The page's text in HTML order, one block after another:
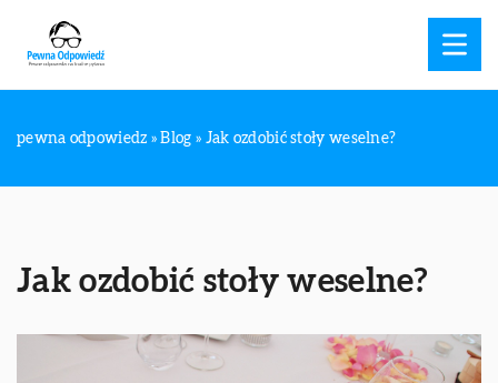
pewna odpowiedz »Blog » Jak ozdobić stoły weselne?
Jak ozdobić stoły weselne?